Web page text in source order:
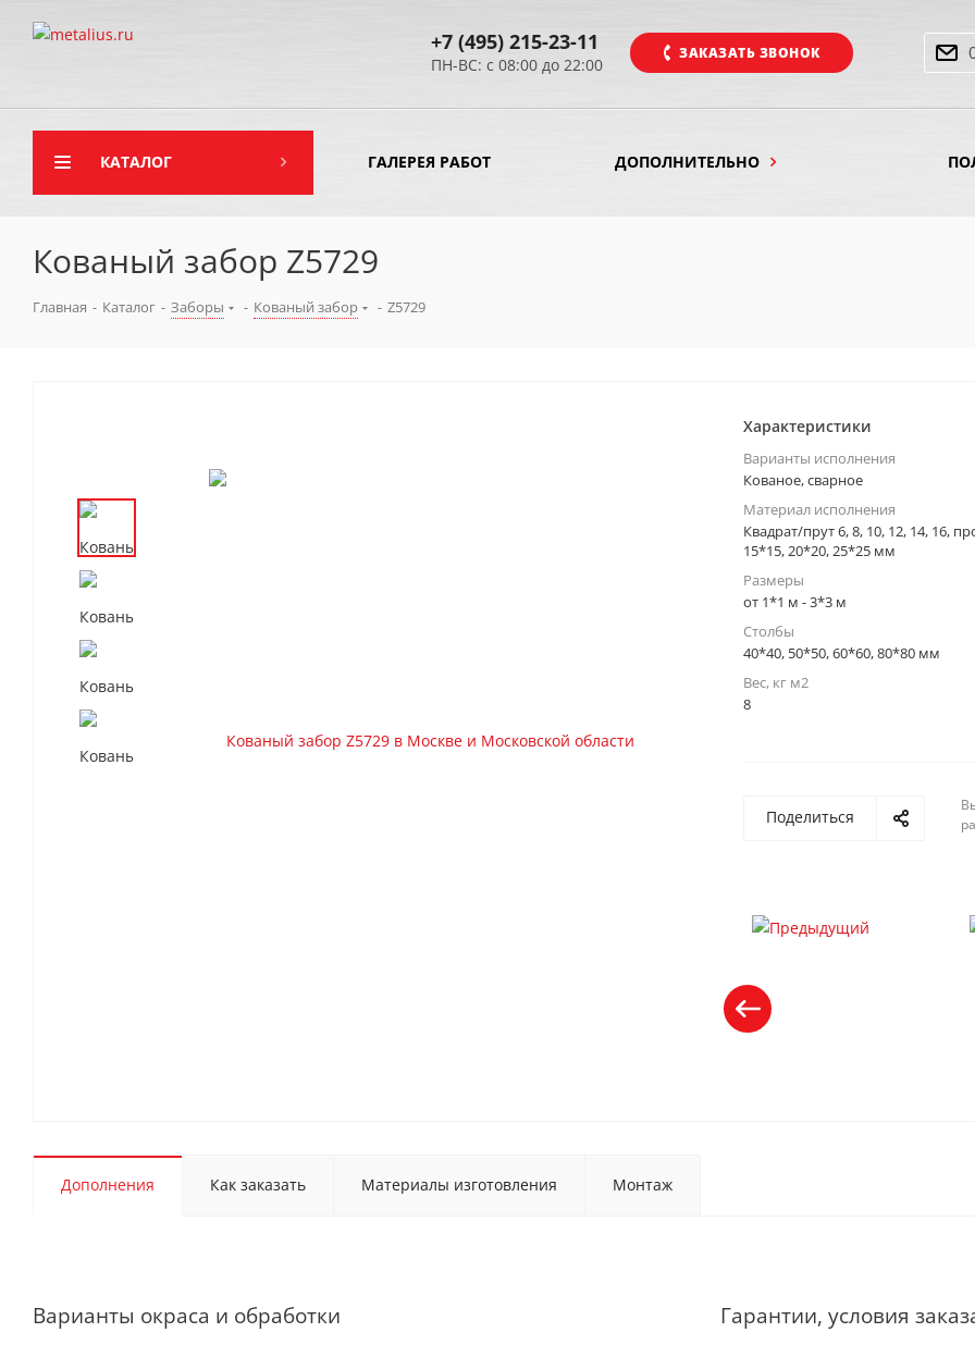
ЗАКАЗАТЬ ЗВОНОК
+7 (495) 215-23-11
ПН-ВС: с 08:00 до 22:00
КАТАЛОГ ГАЛЕРЕЯ РАБОТ ДОПОЛНИТЕЛЬНО
Кованый забор Z5729
Главная - Каталог - Заборы - Кованый забор - Z5729
Характеристики
Варианты исполнения
Кованое, сварное
Материал исполнения
Квадрат/прут 6, 8, 10, 12, 14, 16,
15*15, 20*20, 25*25 мм
Размеры
от 1*1 м - 3*3 м
Столбы
40*40, 50*50, 60*60, 80*80 мм
Вес, кг м2
8
Поделиться
Дополнения Как заказать Материалы изготовления Монтаж
Варианты окраса и обработки Гарантии, условия